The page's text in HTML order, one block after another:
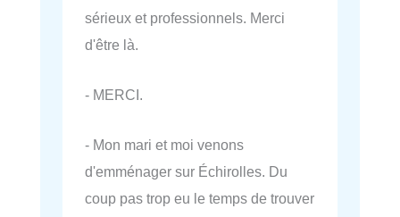
sérieux et professionnels. Merci
d'être là.
- MERCI.
- Mon mari et moi venons
d'emménager sur Échirolles. Du
coup pas trop eu le temps de trouver